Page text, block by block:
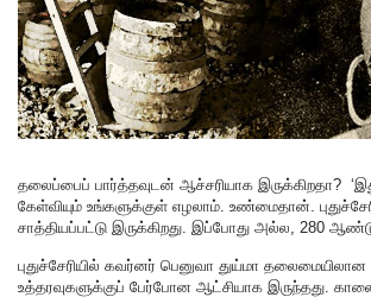
தலைப்பைப் பார்த்தவுடன் ஆச்சரியாக இருக்கிறதா?
கேள்வியும் உங்களுக்குள் எழலாம். உண்மைதான்.
சாத்தியப்பட்டு இருக்கிறது. இப்போது அல்ல, 280
புதுச்சேரியில் கவர்னர் பெனுவா துய்மா தலைமையிலான
உத்தரவுகளுக்குப் பேர்போன ஆட்சியாக இருந்தது.